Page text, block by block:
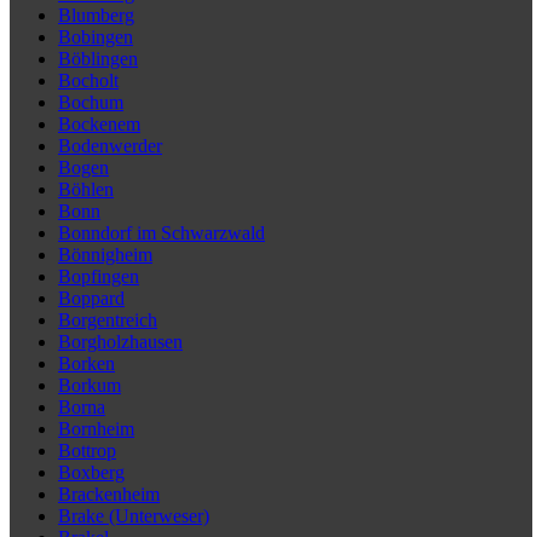
Blumberg
Bobingen
Böblingen
Bocholt
Bochum
Bockenem
Bodenwerder
Bogen
Böhlen
Bonn
Bonndorf im Schwarzwald
Bönnigheim
Bopfingen
Boppard
Borgentreich
Borgholzhausen
Borken
Borkum
Borna
Bornheim
Bottrop
Boxberg
Brackenheim
Brake (Unterweser)